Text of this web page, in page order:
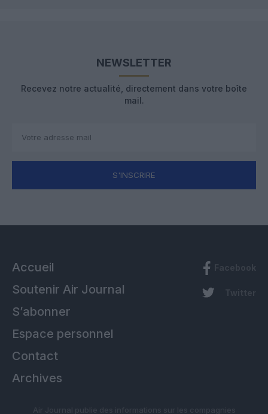
NEWSLETTER
Recevez notre actualité, directement dans votre boîte
mail.
S'INSCRIRE
Accueil
Soutenir Air Journal
S’abonner
Espace personnel
Contact
Archives